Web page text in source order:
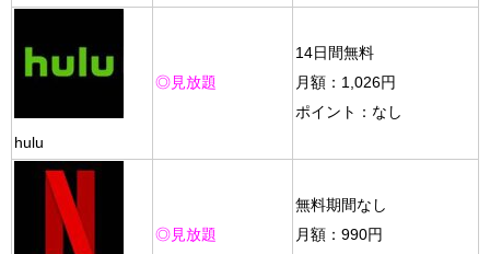
hulu
◎見放題
14日間無料
月額：1,026円
ポイント：なし
◎見放題
無料期間なし
月額：990円